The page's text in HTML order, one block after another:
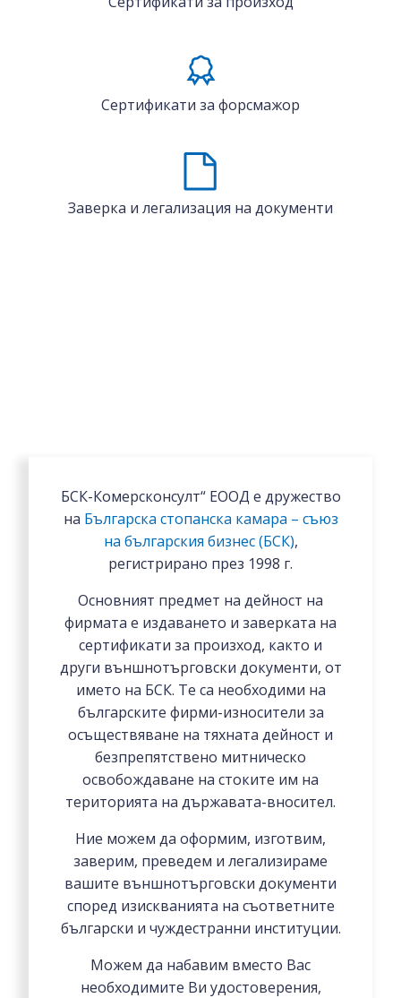
Сертификати за форсмажор
Заверка и легализация на документи
БСК-Комерсконсулт“ ЕООД е дружество
на Българска стопанска камара – съюз
на българския бизнес (БСК),
регистрирано през 1998 г.
Основният предмет на дейност на
фирмата е издаването и заверката на
сертификати за произход, както и
други външнотърговски документи, от
името на БСК. Те са необходими на
българските фирми-износители за
осъществяване на тяхната дейност и
безпрепятствено митническо
освобождаване на стоките им на
територията на държавата-вносител.
Ние можем да оформим, изготвим,
заверим, преведем и легализираме
вашите външнотърговски документи
според изискванията на съответните
български и чуждестранни институции.
Можем да набавим вместо Вас
необходимите Ви удостоверения,